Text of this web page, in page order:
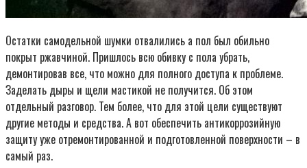
Остатки самодельной шумки отвалились а пол был обильно
покрыт ржавчиной. Пришлось всю обивку с пола убрать,
демонтировав все, что можно для полного доступа к проблеме.
Заделать дыры и щели мастикой не получится. Об этом
отдельный разговор. Тем более, что для этой цели существуют
другие методы и средства. А вот обеспечить антикоррозийную
защиту уже отремонтированной и подготовленной поверхности – в
самый раз.